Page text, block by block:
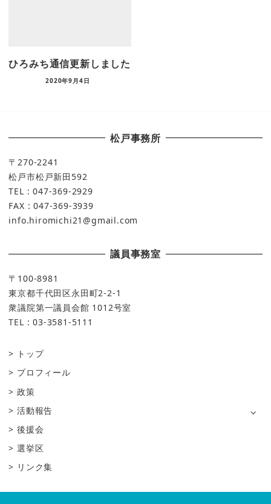
ひろみち通信更新しました
2020年9月4日
松戸事務所
〒270-2241
松戸市松戸新田592
TEL : 047-369-2929
FAX : 047-369-3939
info.hiromichi21@gmail.com
議員事務室
〒100-8981
東京都千代田区永田町2-2-1
衆議院第一議員会館 1012号室
TEL : 03-3581-5111
トップ
プロフィール
政策
活動報告
後援会
選挙区
リンク集